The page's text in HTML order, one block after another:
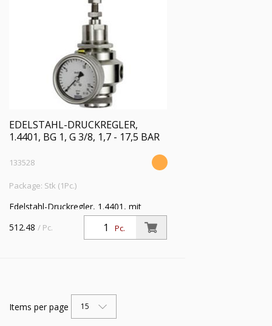
EDELSTAHL-DRUCKREGLER,
1.4401, BG 1, G 3/8, 1,7 - 17,5 BAR
133528
Package: Stk (1Pc.)
Edelstahl-Druckregler, 1.4401, mit
Sekundärentlüftung (rücksteuerbar), inkl.
Manometer, BG 1, G 3/8, Regelbereich
Pc.
512.48 / Pc.
Items per page 15